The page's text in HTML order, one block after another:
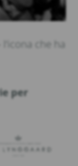
che ha
per